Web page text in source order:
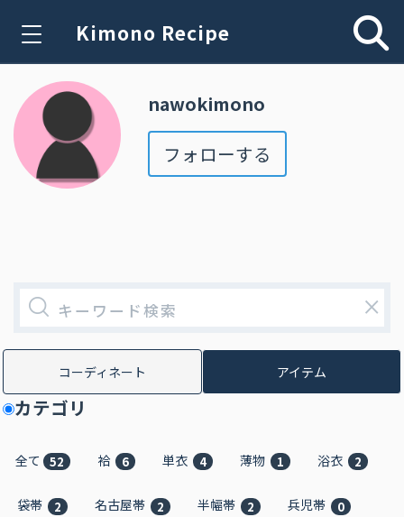
Kimono Recipe
nawokimono
フォローする
×
コーディネート アイテム
カテゴリ
全て 52 袷 6 単衣 4 薄物 1 浴衣 2
袋帯 2 名古屋帯 2 半幅帯 2 兵児帯 0